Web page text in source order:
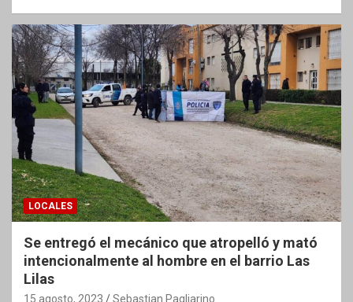
LOCALES
Se entregó el mecánico que atropelló y mató
intencionalmente al hombre en el barrio Las
Lilas
15 agosto, 2023 Sebastian Pagliarino